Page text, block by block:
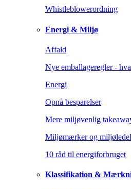
Whistleblowerordning
Energi & Miljø
Affald
Nye emballageregler -
Energi
Opnå besparelser
Mere miljøvenlig
Miljømærker og
10 råd til energiforbruget
Klassifikation &